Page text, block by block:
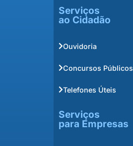
Serviços
ao Cidadão
Ouvidoria
Concursos Públicos
Telefones Úteis
Serviços
para Empresas